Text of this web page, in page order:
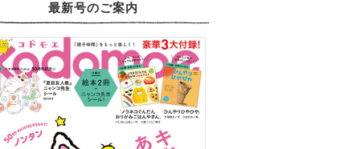
最新号のご案内